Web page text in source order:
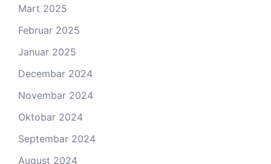
Mart 2025
Februar 2025
Januar 2025
Decembar 2024
Novembar 2024
Oktobar 2024
Septembar 2024
August 2024